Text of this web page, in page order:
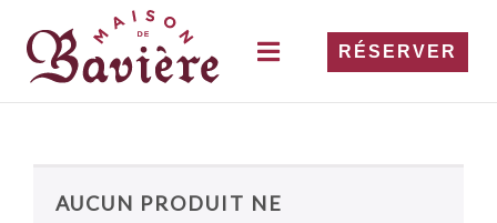
RÉSERVER
AUCUN PRODUIT NE